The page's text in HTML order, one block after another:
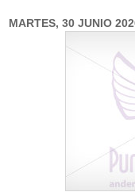
MARTES, 30 JUNIO